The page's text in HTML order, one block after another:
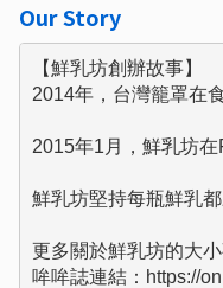
Our Story
【鮮乳坊創辦故事】
2014年，台灣籠罩在
2015年1月，鮮乳坊
鮮乳坊堅持每瓶鮮乳
更多關於鮮乳坊的大
哞哞誌連結：https://